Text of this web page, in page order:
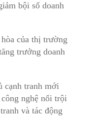
bội số doanh
hòa của thị trường
trưởng doanh
cạnh tranh mới
nghệ nổi trội
và tác động